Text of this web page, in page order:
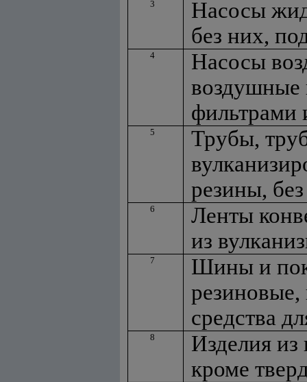
3
Насосы
без них,
4
Насосы
воздушные
фильтрами
5
Трубы,
резины,
6
Ленты
из
7
Шины и
средства
8
Изделия из
кроме